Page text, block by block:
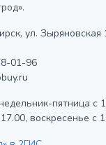
ул.
01-96
пятница с
воскресенье с